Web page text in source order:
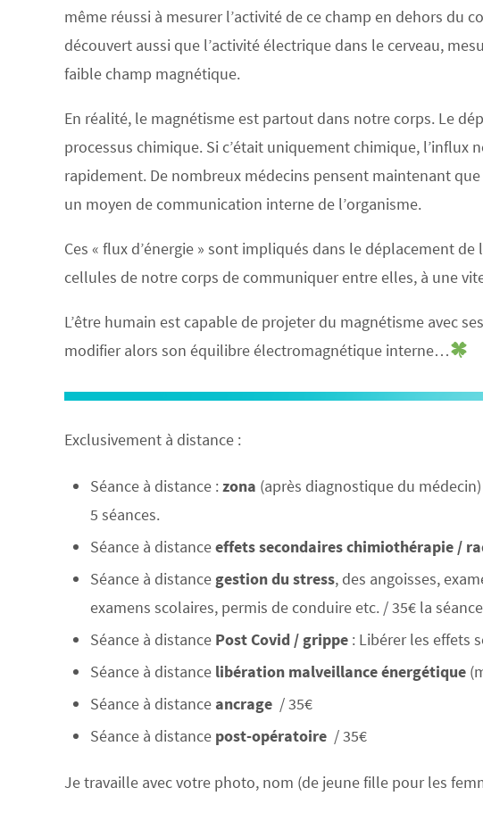
même réussi à mesurer l’activité de ce champ en dehors du
découvert aussi que l’activité électrique dans le cerveau,
faible champ magnétique.
En réalité, le magnétisme est partout dans notre corps. Le
processus chimique. Si c’était uniquement chimique, l’influx
rapidement. De nombreux médecins pensent maintenant
un moyen de communication interne de l’organisme.
Ces « flux d’énergie » sont impliqués dans le déplacement
cellules de notre corps de communiquer entre elles, à une
L’être humain est capable de projeter du magnétisme avec
modifier alors son équilibre électromagnétique interne…
Exclusivement à distance :
Séance à distance :zona (après diagnostique du
5 séances.
Séance à distanceeffets secondaires chimiothérapie /
Séance à distance gestion du stress, des angoisses,
examens scolaires, permis de conduire etc. / 35€ la
Séance à distance Post Covid / grippe: Libérer les effets
Séance à distance libération malveillance énergétique
Séance à distance ancrage/ 35€
Séance à distance post-opératoire/ 35€
Je travaille avec votre photo, nom (de jeune fille pour les